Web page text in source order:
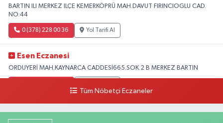
BARTIN ILI MERKEZ ILÇE KEMERKÖPRÜ MAH.DAVUT FIRINCIOGLU CAD.
NO:44
0 (378) 228 00 36 Yol Tarifi Al
Esen Eczanesi
ORDUYERİ MAH.KAYNARCA CADDESİ665.SOK.2 B MERKEZ BARTIN
Şiremirçavuş Mahallesi, Kırıkçı Zeliha Ana Sokak No:20 8 Merkez Bartın
Tüm Nöbetçi Eczaneler